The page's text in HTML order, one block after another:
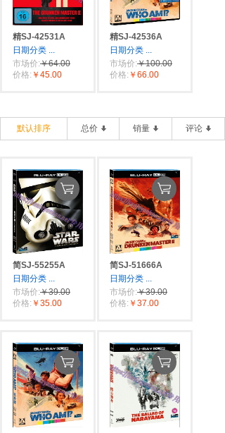
精SJ-42531A
日期分类 ...
市场价:￥64.00
价格: ￥45.00
精SJ-42536A
日期分类 ...
市场价:￥100.00
价格: ￥66.00
默认排序 总价 销量 评论
简SJ-55255A
日期分类 ...
市场价:￥39.00
价格: ￥35.00
简SJ-51666A
日期分类 ...
市场价:￥39.00
价格: ￥37.00